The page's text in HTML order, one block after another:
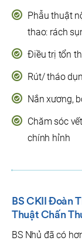
Phẫu thuật
thao: rách
Điều trị tổn
Rút/ tháo
Nắn xương,
Chăm sóc
chính hỉnh
BS CKII Đoàn
Thuật Chấn
BS Nhủ đã có